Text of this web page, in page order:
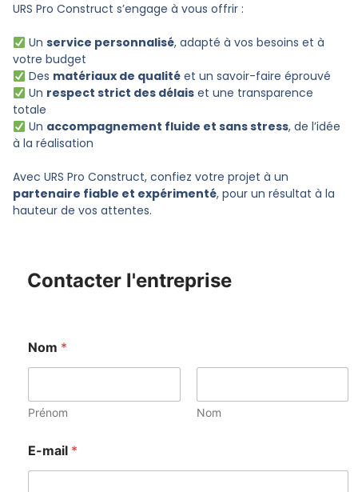
URS Pro Construct s’engage à vous offrir :
Un service personnalisé, adapté à vos besoins et à
votre budget
Des matériaux de qualitéet un savoir-faire éprouvé
Un respect strict des délaiset une transparence
totale
Un accompagnement fluide et sans stress, de l’idée
à la réalisation
Avec URS Pro Construct, confiez votre projet à un
partenaire fiable et expérimenté, pour un résultat à la
hauteur de vos attentes.
Contacter l'entreprise
Nom *
Prénom Nom
E-mail *